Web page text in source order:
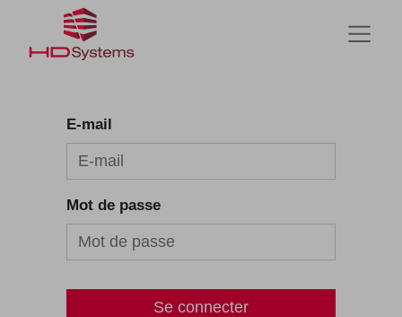
E-mail
Mot de passe
Se connecter